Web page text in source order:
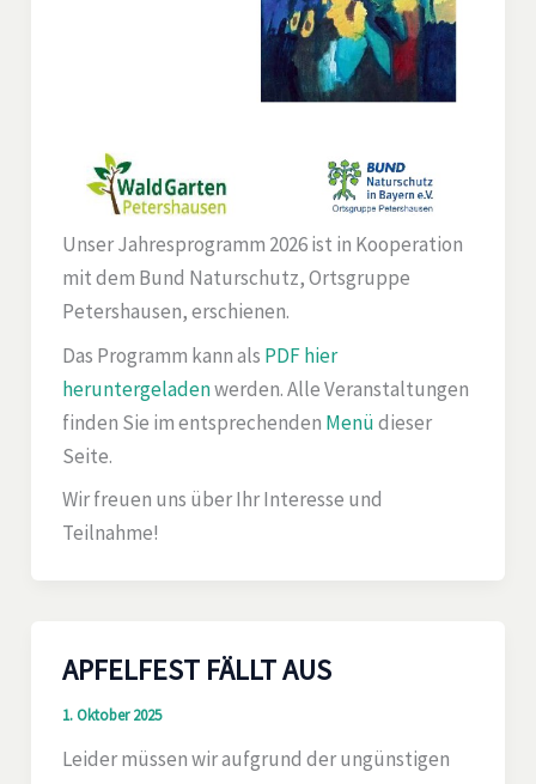
Unser Jahresprogramm 2026 ist in Kooperation
mit dem Bund Naturschutz, Ortsgruppe
Petershausen, erschienen.
Das Programm kann als PDF hier
heruntergeladenwerden. Alle Veranstaltungen
finden Sie im entsprechenden Menüdieser
Seite.
Wir freuen uns über Ihr Interesse und
Teilnahme!
APFELFEST FÄLLT AUS
1. Oktober 2025
Leider müssen wir aufgrund der ungünstigen